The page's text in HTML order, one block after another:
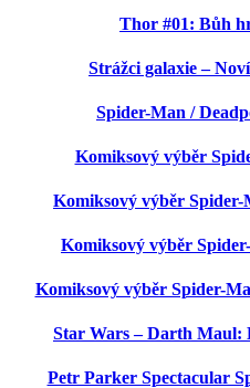
Thor #01: Bůh
Strážci galaxie –
Spider-Man /
Komiksový výběr
Komiksový výběr
Komiksový výběr
Komiksový výběr Spider-
Star Wars – Darth Maul:
Petr Parker Spectacular